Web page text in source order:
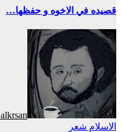
قصيده في الاخوه و حفظها…
alkrsan
الاسلام شعر